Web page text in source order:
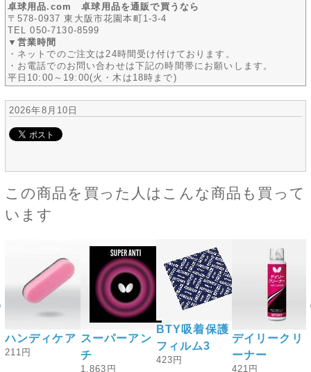
卓球用品.com 卓球用品を通販で買うなら
〒578-0937 東大阪市花園本町1-3-4
TEL 050-7130-8599
▼営業時間
・ネットでのご注文は24時間受け付けております。
・お電話でのお問い合わせは下記の時間帯にお願いします。
平日10:00～19:00(火・木は18時まで)
2026年8月10日
この商品を買った人はこんな商品も買って
います
ハンディケア
211円
スーパーアン
チ
1,863円
BTY吸着保護
フィルム3
423円
デイリークリ
ーナー
421円